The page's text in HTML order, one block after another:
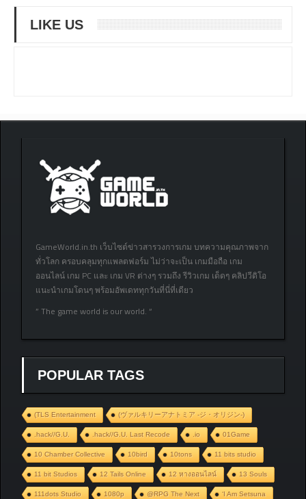
LIKE US
GameWorld.in.th เว็บไซต์ข่าวสารวงการเกม บทความคุณภาพจาก
ทั่วโลก ครอบคลุมทุกแพลตฟอร์ม ไม่ว่าจะเป็น เกมมือถือ เกม
ออนไลน์ เกม PC และ เกม VR ต่างๆ รวมถึง รีวิวเกม เด็ดๆ คลิปวีดิโอ
แนะนำเกมโดนๆ พร้อมอัพเดททุกวันที่นี่ที่เดียว
” The game world is our world. “
POPULAR TAGS
(TLS Entertainment (ヴァルキリーアナトミア ‐ジ・オリジン‐)
.hack//G.U. .hack//G.U. Last Recode .io 01Game
10 Chamber Collective 10bird 10tons 11 bits studio
11 bit Studios 12 Tails Online 12 หางออนไลน์ 13 Souls
111dots Studio 1080p @RPG The Next ‘I Am Setsuna